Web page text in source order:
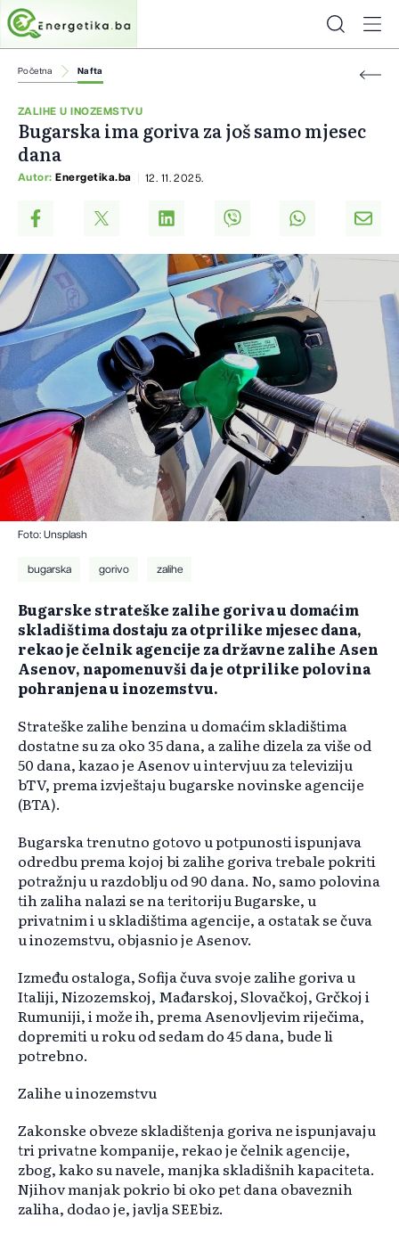
Početna Nafta
ZALIHE U INOZEMSTVU
Bugarska ima goriva za još samo mjesec
dana
Autor: Energetika.ba 12. 11. 2025.
Foto: Unsplash
bugarska gorivo zalihe
Bugarske strateške zalihe goriva u domaćim
skladištima dostaju za otprilike mjesec dana,
rekao je čelnik agencije za državne zalihe Asen
Asenov, napomenuvši da je otprilike polovina
pohranjena u inozemstvu.
Strateške zalihe benzina u domaćim skladištima
dostatne su za oko 35 dana, a zalihe dizela za više od
50 dana, kazao je Asenov u intervjuu za televiziju
bTV, prema izvještaju bugarske novinske agencije
(BTA).
Bugarska trenutno gotovo u potpunosti ispunjava
odredbu prema kojoj bi zalihe goriva trebale pokriti
potražnju u razdoblju od 90 dana. No, samo polovina
tih zaliha nalazi se na teritoriju Bugarske, u
privatnim i u skladištima agencije, a ostatak se čuva
u inozemstvu, objasnio je Asenov.
Između ostaloga, Sofija čuva svoje zalihe goriva u
Italiji, Nizozemskoj, Mađarskoj, Slovačkoj, Grčkoj i
Rumuniji, i može ih, prema Asenovljevim riječima,
dopremiti u roku od sedam do 45 dana, bude li
potrebno.
Zalihe u inozemstvu
Zakonske obveze skladištenja goriva ne ispunjavaju
tri privatne kompanije, rekao je čelnik agencije,
zbog, kako su navele, manjka skladišnih kapaciteta.
Njihov manjak pokrio bi oko pet dana obaveznih
zaliha, dodao je, javlja SEEbiz.